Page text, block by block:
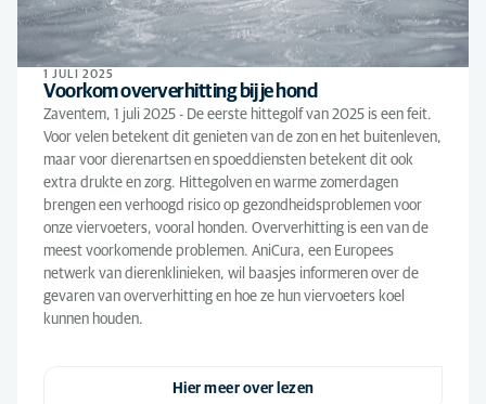
1 JULI 2025
Voorkom oververhitting bij je hond
Zaventem, 1 juli 2025 - De eerste hittegolf van 2025 is een feit.
Voor velen betekent dit genieten van de zon en het buitenleven,
maar voor dierenartsen en spoeddiensten betekent dit ook
extra drukte en zorg. Hittegolven en warme zomerdagen
brengen een verhoogd risico op gezondheidsproblemen voor
onze viervoeters, vooral honden. Oververhitting is een van de
meest voorkomende problemen. AniCura, een Europees
netwerk van dierenklinieken, wil baasjes informeren over de
gevaren van oververhitting en hoe ze hun viervoeters koel
kunnen houden.
Hier meer over lezen